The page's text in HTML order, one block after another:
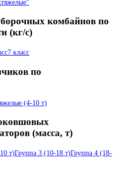
комбайнов по
(кг/с)
7 класс
по
(4-10 т)
(масса, т)
т)Группа 3 (10-18 т)Группа 4 (18-